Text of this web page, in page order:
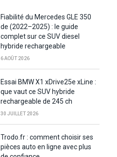
Fiabilité du Mercedes GLE 350
de (2022–2025) : le guide
complet sur ce SUV diesel
hybride rechargeable
6 AOÛT 2026
Essai BMW X1 xDrive25e xLine :
que vaut ce SUV hybride
rechargeable de 245 ch
30 JUILLET 2026
Trodo.fr : comment choisir ses
pièces auto en ligne avec plus